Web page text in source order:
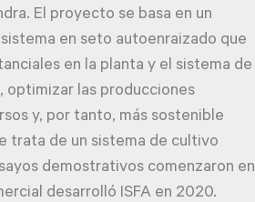
El proyecto se basa en un
en seto autoenraizado que
en la planta y el sistema de
las producciones
y, por tanto, más sostenible
trata de un sistema de cultivo
demostrativos comenzaron en
desarrolló ISFA en 2020.